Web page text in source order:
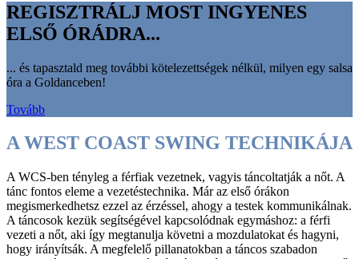
REGISZTRÁLJ MOST INGYENES
ELSŐ ÓRÁDRA...
... és tapasztald meg további kötelezettségek nélkül, milyen egy salsa
óra a Goldanceben!
Tovább
A WEST COAST SWING TECHNIKÁJA
A WCS-ben tényleg a férfiak vezetnek, vagyis táncoltatják a nőt. A
tánc fontos eleme a vezetéstechnika. Már az első órákon
megismerkedhetsz ezzel az érzéssel, ahogy a testek kommunikálnak.
A táncosok kezük segítségével kapcsolódnak egymáshoz: a férfi
vezeti a nőt, aki így megtanulja követni a mozdulatokat és hagyni,
hogy irányítsák. A megfelelő pillanatokban a táncos szabadon